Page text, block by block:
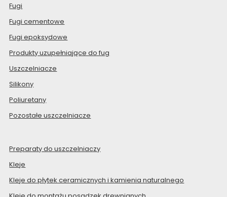
Fugi
Fugi cementowe
Fugi epoksydowe
Produkty uzupełniające do fug
Uszczelniacze
Silikony
Poliuretany
Pozostałe uszczelniacze
Preparaty do uszczelniaczy
Kleje
Kleje do płytek ceramicznych i kamienia naturalnego